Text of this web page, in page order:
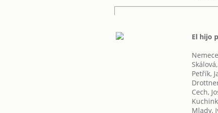
El hijo
Petřík,
Cech,
Mlady,